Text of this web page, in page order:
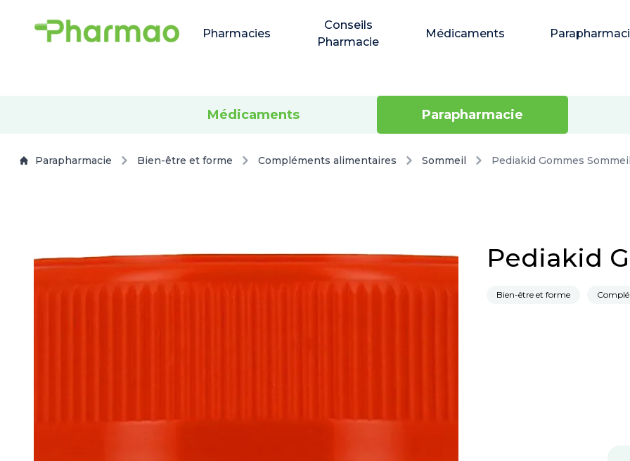
Pharmacies
Conseils
Pharmacie
Médicaments
Médicaments Parapharmacie
Parapharmacie Bien-être et forme Compléments alimentaires Sommeil Pediakid Gommes Sommeil
Pediakid
Bien-être et forme